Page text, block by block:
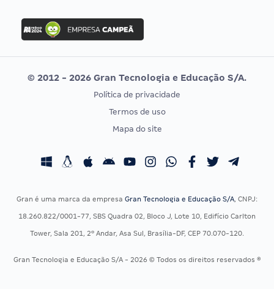
Concurso Ibama
Concurso MPU
Editais publicados
Vunesp
CONCURSOS POR PROFISSÃO
Concursos Fiscais
Residência Multiprofissional
EXAME DE ORDEM
Calendário OAB
© 2012 - 2026 Gran Tecnologia e Educação S/A.
Política de privacidade
Termos de uso
Mapa do site
Gran é uma marca da empresa Gran Tecnologia e Educação S/A, CNPJ:
18.260.822/0001-77, SBS Quadra 02, Bloco J, Lote 10, Edifício Carlton
Tower, Sala 201, 2º Andar, Asa Sul, Brasília-DF, CEP 70.070-120.
Gran Tecnologia e Educação S/A - 2026 © Todos os direitos reservados ®